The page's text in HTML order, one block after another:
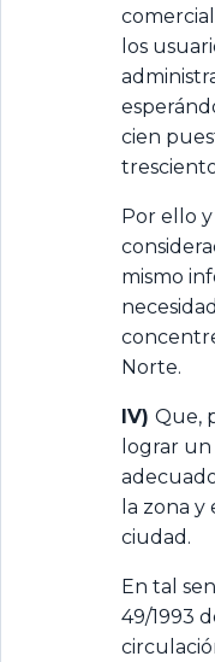
los
cien
Por ello
mismo
Norte.
IV) Que,
lograr
la zona
ciudad.
En tal
49/1993